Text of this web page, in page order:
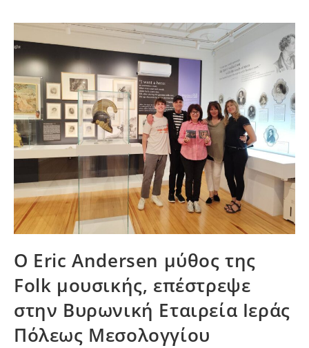
Ο Eric Andersen μύθος της
Folk μουσικής, επέστρεψε
στην Βυρωνική Εταιρεία Ιεράς
Πόλεως Μεσολογγίου